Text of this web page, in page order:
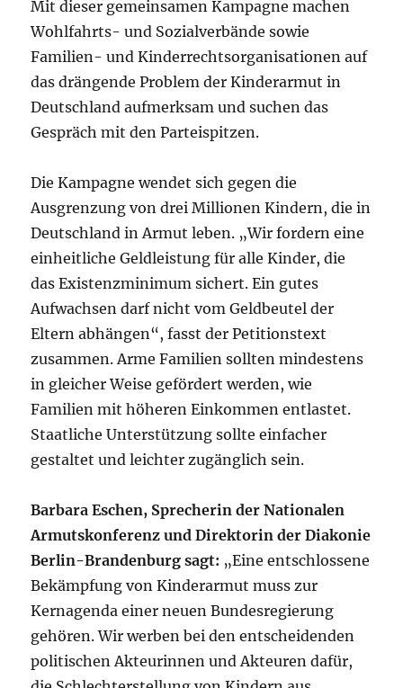
Mit dieser gemeinsamen Kampagne machen
Wohlfahrts- und Sozialverbände sowie
Familien- und Kinderrechtsorganisationen auf
das drängende Problem der Kinderarmut in
Deutschland aufmerksam und suchen das
Gespräch mit den Parteispitzen.
Die Kampagne wendet sich gegen die
Ausgrenzung von drei Millionen Kindern, die in
Deutschland in Armut leben. „Wir fordern eine
einheitliche Geldleistung für alle Kinder, die
das Existenzminimum sichert. Ein gutes
Aufwachsen darf nicht vom Geldbeutel der
Eltern abhängen“, fasst der Petitionstext
zusammen. Arme Familien sollten mindestens
in gleicher Weise gefördert werden, wie
Familien mit höheren Einkommen entlastet.
Staatliche Unterstützung sollte einfacher
gestaltet und leichter zugänglich sein.
Barbara Eschen, Sprecherin der Nationalen
Armutskonferenz und Direktorin der Diakonie
Berlin-Brandenburg sagt: „Eine entschlossene
Bekämpfung von Kinderarmut muss zur
Kernagenda einer neuen Bundesregierung
gehören. Wir werben bei den entscheidenden
politischen Akteurinnen und Akteuren dafür,